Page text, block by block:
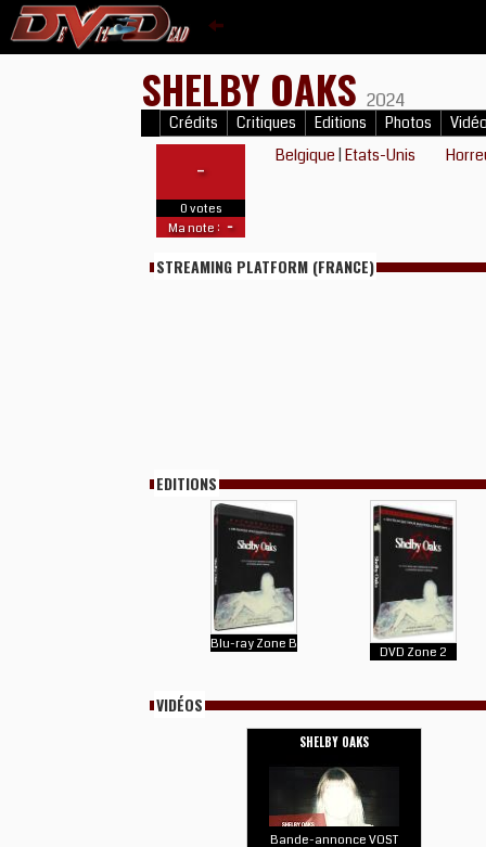
SHELBY OAKS 2024
Crédits Critiques Editions Photos
-
0 votes
Ma note : -
Belgique |Etats-Unis
STREAMING PLATFORM (FRANCE)
EDITIONS
Blu-ray Zone B
DVD Zone 2
VIDÉOS
SHELBY OAKS
Bande-annonce VOST